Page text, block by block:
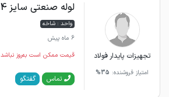
تجهیزات پایدار فولاد
امتیاز فروشنده: 35%
لوله صنعتی سایز 1/1.4 ضخامت 2.5
واحد : شاخه
6 ماه پیش
قیمت ممکن است به‌روز نباشد
تماس گفتگو